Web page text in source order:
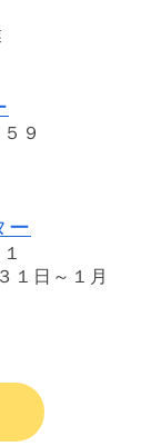
９
ー
１日～１月